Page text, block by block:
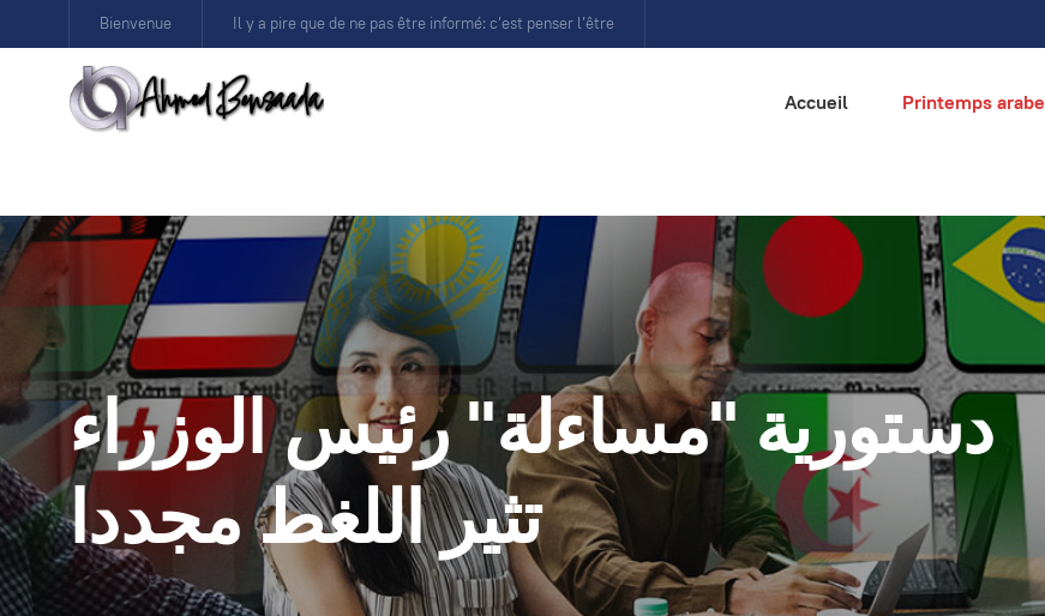
Bienvenue Il y a pire que de ne pas être informé: c’est penser l’être
Accueil Printemps arabe
دستورية "مساءلة" رئيس الوزراء
تثير اللغط مجددا